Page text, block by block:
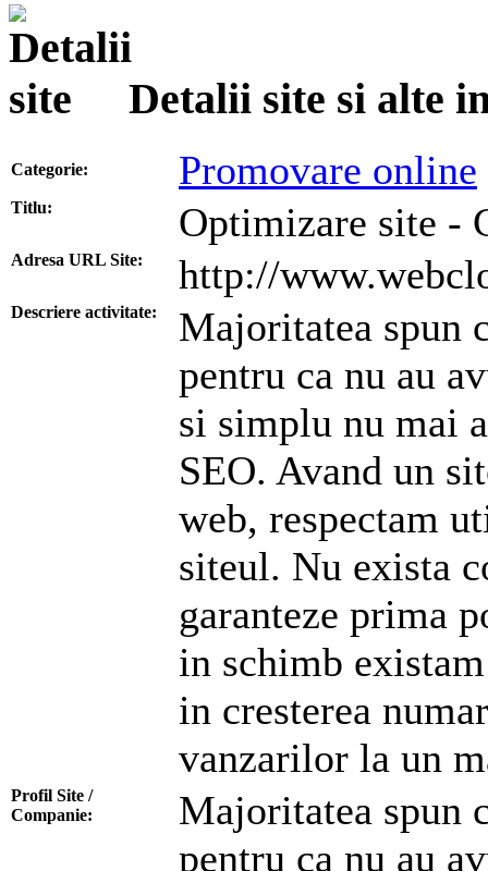
Detalii site si alte
Categorie: Promovare online
Titlu: Optimizare site -
Adresa URL Site: http://
Descriere activitate:
Majoritatea spun
pentru ca nu au
si simplu nu mai
SEO. Avand un
web, respectam
siteul. Nu exista
garanteze prima
in schimb
in cresterea
vanzarilor la un
Profil Site /
Companie:
Majoritatea spun
pentru ca nu au